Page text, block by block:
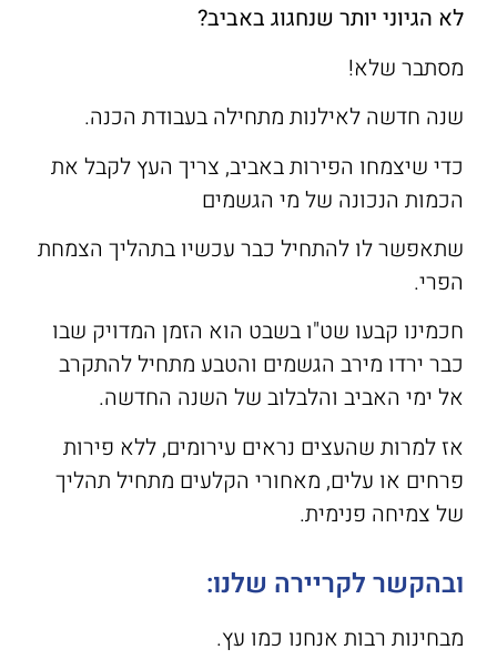
לא הגיוני יותר שנחגוג באביב?
מסתבר שלא!
שנה חדשה לאילנות מתחילה בעבודת הכנה.
כדי שיצמחו הפירות באביב, צריך העץ לקבל את
הכמות הנכונה של מי הגשמים
שתאפשר לו להתחיל כבר עכשיו בתהליך הצמחת
הפרי.
חכמינו קבעו שט"ו בשבט הוא הזמן המדויק שבו
כבר ירדו מירב הגשמים והטבע מתחיל להתקרב
אל ימי האביב והלבלוב של השנה החדשה.
אז למרות שהעצים נראים עירומים, ללא פירות
פרחים או עלים, מאחורי הקלעים מתחיל תהליך
של צמיחה פנימית.
ובהקשר לקריירה שלנו:
מבחינות רבות אנחנו כמו עץ.